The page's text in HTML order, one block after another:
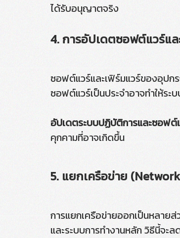
ได้รับอนุญาตจริง
4. การอัปเดตซอฟต์แวร์แ
ซอฟต์แวร์และเฟิร์มแวร์ของอุปก
ซอฟต์แวร์เป็นประจำอาจทำให้ระ
อัปเดตระบบปฏิบัติการและซอฟต์
คุกคามที่อาจเกิดขึ้น
5. แยกเครือข่าย
การแยกเครือข่ายออกเป็นหลาย
และระบบการทำงานหลัก วิธีนี้จะ